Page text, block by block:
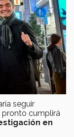
seguir
cumplirá
en